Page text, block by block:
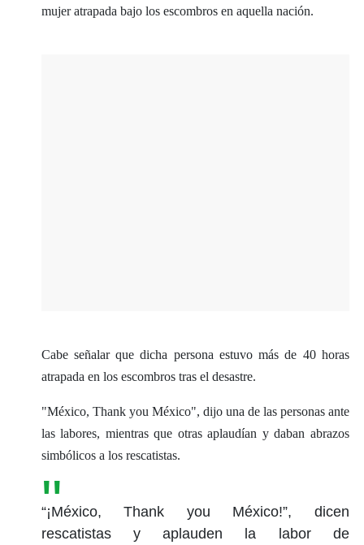
mujer atrapada bajo los escombros en aquella nación.
Cabe señalar que dicha persona estuvo más de 40 horas
atrapada en los escombros tras el desastre.
"México, Thank you México", dijo una de las personas ante
las labores, mientras que otras aplaudían y daban abrazos
simbólicos a los rescatistas.
“¡México, Thank you México!”, dicen
rescatistas y aplauden la labor de